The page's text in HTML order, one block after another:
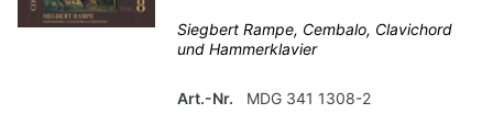
Siegbert Rampe, Cembalo, Clavichord
und Hammerklavier
Art.-Nr. MDG 341 1308-2